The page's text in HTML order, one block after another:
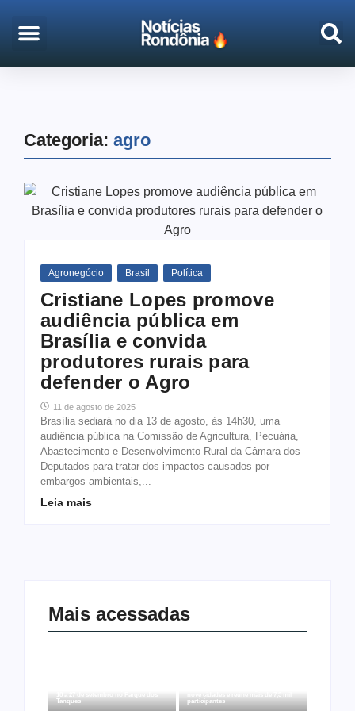
Categoria: agro
Agronegócio Brasil Política
Cristiane Lopes promove
audiência pública em
Brasília e convida
produtores rurais para
defender o Agro
11 de agosto de 2025
Brasília sediará no dia 13 de agosto, às 14h30, uma
audiência pública na Comissão de Agricultura, Pecuária,
Abastecimento e Desenvolvimento Rural da Câmara dos
Deputados para tratar dos impactos causados por
embargos ambientais,...
Leia mais
Mais acessadas
18 a 27 de setembro no Parque dos
Tanques
nove cidades e reúne mais de 7,3 mil
participantes